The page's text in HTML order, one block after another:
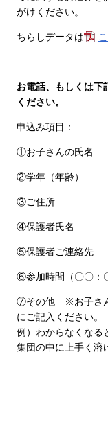
がけください。
ちらしデータは
お電話、もしくは下
ください。
申込み項目：
①お子さんの氏名
②学年（年齢）
③ご住所
④保護者氏名
⑤保護者ご連絡先
⑥参加時間（〇〇
⑦その他 ※お子さん
にご記入ください。
例）わからなくなる
集団の中に上手く溶